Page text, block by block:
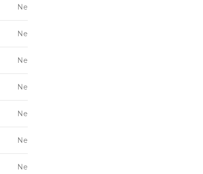
Ne
Ne
Ne
Ne
Ne
Ne
Ne